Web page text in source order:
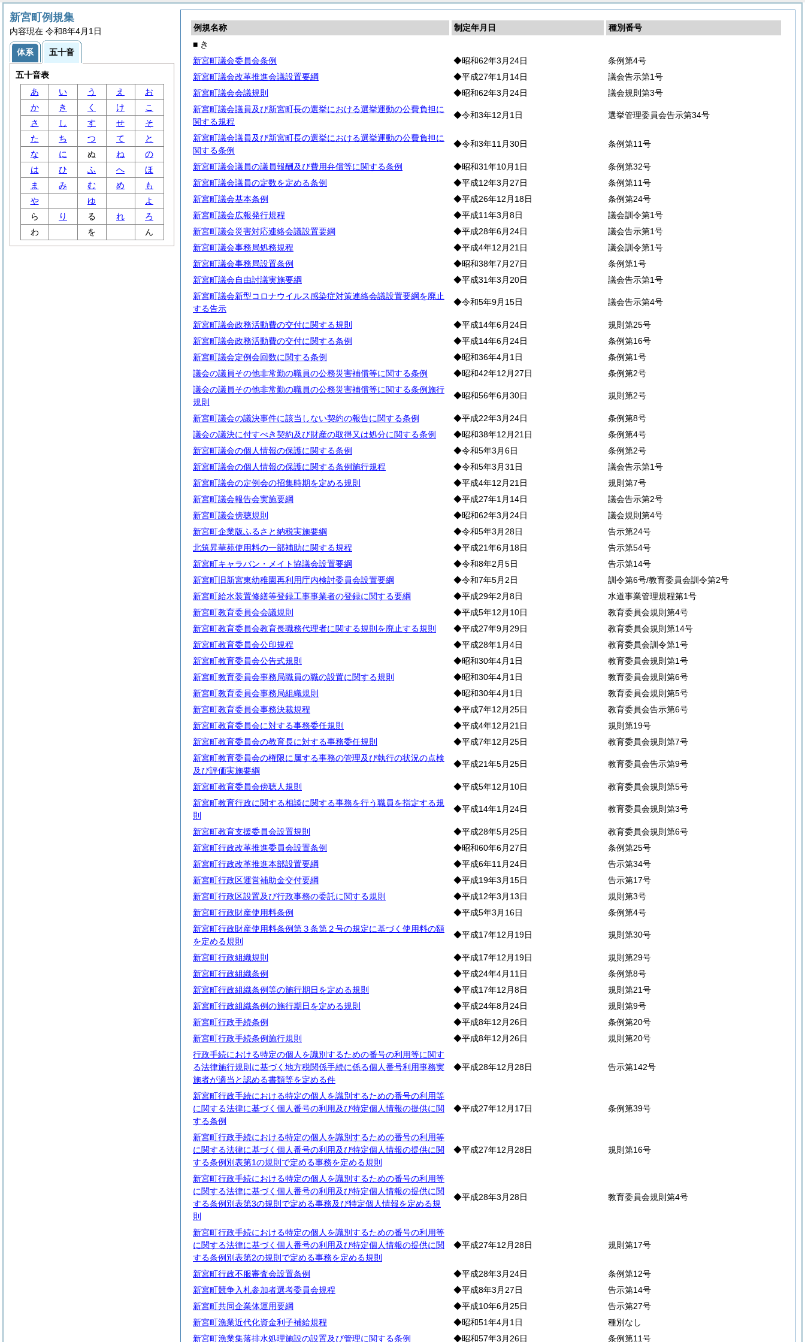
例規名称 制定年月日
種別番号
■ き
新宮町議会委員会条例
◆昭和62年3月24日
条例第4号
新宮町議会改革推進会議設置要綱
◆平成27年1月14日
議会告示第1号
新宮町議会会議規則
◆昭和62年3月24日
議会規則第3号
新宮町議会議員及び新宮町長の選挙における選挙運動の公費負担に
関する規程
◆令和3年12月1日 選挙管理委員会告示第34号
新宮町議会議員及び新宮町長の選挙における選挙運動の公費負担に
関する条例
◆令和3年11月30日 条例第11号
新宮町議会議員の議員報酬及び費用弁償等に関する条例 ◆昭和31年10月1日
条例第32号
新宮町議会議員の定数を定める条例
◆平成12年3月27日
条例第11号
新宮町議会基本条例
◆平成26年12月18日
条例第24号
新宮町議会広報発行規程
◆平成11年3月8日
議会訓令第1号
新宮町議会災害対応連絡会議設置要綱
◆平成28年6月24日
議会告示第1号
新宮町議会事務局処務規程
◆平成4年12月21日
議会訓令第1号
新宮町議会事務局設置条例
◆昭和38年7月27日
条例第1号
新宮町議会自由討議実施要綱
◆平成31年3月20日
議会告示第1号
新宮町議会新型コロナウイルス感染症対策連絡会議設置要綱を廃止
する告示
◆令和5年9月15日 議会告示第4号
新宮町議会政務活動費の交付に関する規則 ◆平成14年6月24日
規則第25号
新宮町議会政務活動費の交付に関する条例
◆平成14年6月24日
条例第16号
新宮町議会定例会回数に関する条例
◆昭和36年4月1日
条例第1号
議会の議員その他非常勤の職員の公務災害補償等に関する条例
◆昭和42年12月27日
条例第2号
議会の議員その他非常勤の職員の公務災害補償等に関する条例施行
規則
◆昭和56年6月30日 規則第2号
新宮町議会の議決事件に該当しない契約の報告に関する条例 ◆平成22年3月24日
条例第8号
議会の議決に付すべき契約及び財産の取得又は処分に関する条例
◆昭和38年12月21日
条例第4号
新宮町議会の個人情報の保護に関する条例
◆令和5年3月6日
条例第2号
新宮町議会の個人情報の保護に関する条例施行規程
◆令和5年3月31日
議会告示第1号
新宮町議会の定例会の招集時期を定める規則
◆平成4年12月21日
規則第7号
新宮町議会報告会実施要綱
◆平成27年1月14日
議会告示第2号
新宮町議会傍聴規則
◆昭和62年3月24日
議会規則第4号
新宮町企業版ふるさと納税実施要綱
◆令和5年3月28日
告示第24号
北筑昇華苑使用料の一部補助に関する規程
◆平成21年6月18日
告示第54号
新宮町キャラバン・メイト協議会設置要綱
◆令和8年2月5日
告示第14号
新宮町旧新宮東幼稚園再利用庁内検討委員会設置要綱
◆令和7年5月2日
訓令第6号/教育委員会訓令第2号
新宮町給水装置修繕等登録工事事業者の登録に関する要綱
◆平成29年2月8日
水道事業管理規程第1号
新宮町教育委員会会議規則
◆平成5年12月10日
教育委員会規則第4号
新宮町教育委員会教育長職務代理者に関する規則を廃止する規則
◆平成27年9月29日
教育委員会規則第14号
新宮町教育委員会公印規程
◆平成28年1月4日
教育委員会訓令第1号
新宮町教育委員会公告式規則
◆昭和30年4月1日
教育委員会規則第1号
新宮町教育委員会事務局職員の職の設置に関する規則
◆昭和30年4月1日
教育委員会規則第6号
新宮町教育委員会事務局組織規則
◆昭和30年4月1日
教育委員会規則第5号
新宮町教育委員会事務決裁規程
◆平成7年12月25日
教育委員会告示第6号
新宮町教育委員会に対する事務委任規則
◆平成4年12月21日
規則第19号
新宮町教育委員会の教育長に対する事務委任規則
◆平成7年12月25日
教育委員会規則第7号
新宮町教育委員会の権限に属する事務の管理及び執行の状況の点検
及び評価実施要綱
◆平成21年5月25日 教育委員会告示第9号
新宮町教育委員会傍聴人規則 ◆平成5年12月10日
教育委員会規則第5号
新宮町教育行政に関する相談に関する事務を行う職員を指定する規
則
◆平成14年1月24日 教育委員会規則第3号
新宮町教育支援委員会設置規則 ◆平成28年5月25日
教育委員会規則第6号
新宮町行政改革推進委員会設置条例
◆昭和60年6月27日
条例第25号
新宮町行政改革推進本部設置要綱
◆平成6年11月24日
告示第34号
新宮町行政区運営補助金交付要綱
◆平成19年3月15日
告示第17号
新宮町行政区設置及び行政事務の委託に関する規則
◆平成12年3月13日
規則第3号
新宮町行政財産使用料条例
◆平成5年3月16日
条例第4号
新宮町行政財産使用料条例第３条第２号の規定に基づく使用料の額
を定める規則
◆平成17年12月19日 規則第30号
新宮町行政組織規則 ◆平成17年12月19日
規則第29号
新宮町行政組織条例
◆平成24年4月11日
条例第8号
新宮町行政組織条例等の施行期日を定める規則
◆平成17年12月8日
規則第21号
新宮町行政組織条例の施行期日を定める規則
◆平成24年8月24日
規則第9号
新宮町行政手続条例
◆平成8年12月26日
条例第20号
新宮町行政手続条例施行規則
◆平成8年12月26日
規則第20号
行政手続における特定の個人を識別するための番号の利用等に関す
る法律施行規則に基づく地方税関係手続に係る個人番号利用事務実
施者が適当と認める書類等を定める件
◆平成28年12月28日 告示第142号
新宮町行政手続における特定の個人を識別するための番号の利用等
に関する法律に基づく個人番号の利用及び特定個人情報の提供に関
する条例
◆平成27年12月17日 条例第39号
新宮町行政手続における特定の個人を識別するための番号の利用等
に関する法律に基づく個人番号の利用及び特定個人情報の提供に関
する条例別表第1の規則で定める事務を定める規則
◆平成27年12月28日 規則第16号
新宮町行政手続における特定の個人を識別するための番号の利用等
に関する法律に基づく個人番号の利用及び特定個人情報の提供に関
する条例別表第3の規則で定める事務及び特定個人情報を定める規
則
◆平成28年3月28日 教育委員会規則第4号
新宮町行政手続における特定の個人を識別するための番号の利用等
に関する法律に基づく個人番号の利用及び特定個人情報の提供に関
する条例別表第2の規則で定める事務を定める規則
◆平成27年12月28日 規則第17号
新宮町行政不服審査会設置条例 ◆平成28年3月24日
条例第12号
新宮町競争入札参加者選考委員会規程
◆平成8年3月27日
告示第14号
新宮町共同企業体運用要綱
◆平成10年6月25日
告示第27号
新宮町漁業近代化資金利子補給規程
◆昭和51年4月1日
種別なし
新宮町漁業集落排水処理施設の設置及び管理に関する条例
◆昭和57年3月26日 条例第11号
新宮町例規集
内容現在 令和8年4月1日
体系 五十音
五十音表
あ
い う え
お
か
き く け
こ
さ
し す せ
そ
た
ち つ て
と
な
に ぬ ね
の
は
ひ ふ へ
ほ
ま
み む め
も
や
ゆ
よ
ら
り る れ
ろ
わ
を ん